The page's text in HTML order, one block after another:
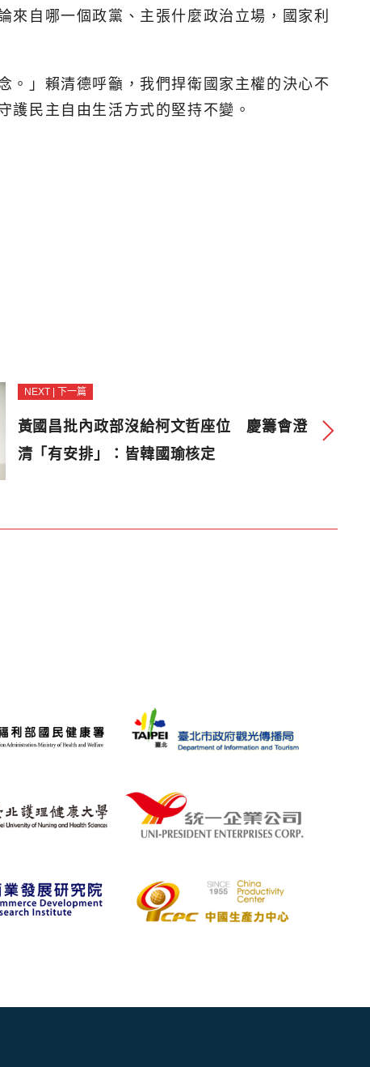
自哪一個政黨、主張什麼政治立場，國家利
。」賴清德呼籲，我們捍衛國家主權的決心不
護民主自由生活方式的堅持不變。
NEXT | 下一篇
黃國昌批內政部沒給柯文哲座位 慶籌會澄
清「有安排」：皆韓國瑜核定